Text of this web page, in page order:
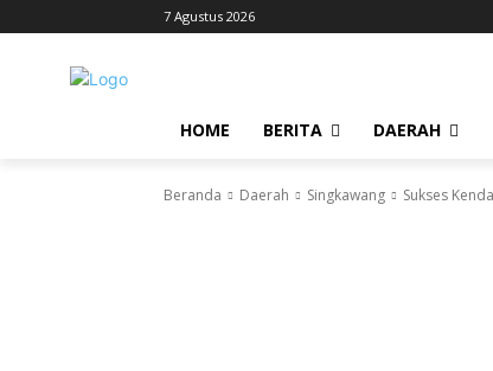
7 Agustus 2026
HOME BERITA DAERAH
Beranda Daerah Singkawang Sukses